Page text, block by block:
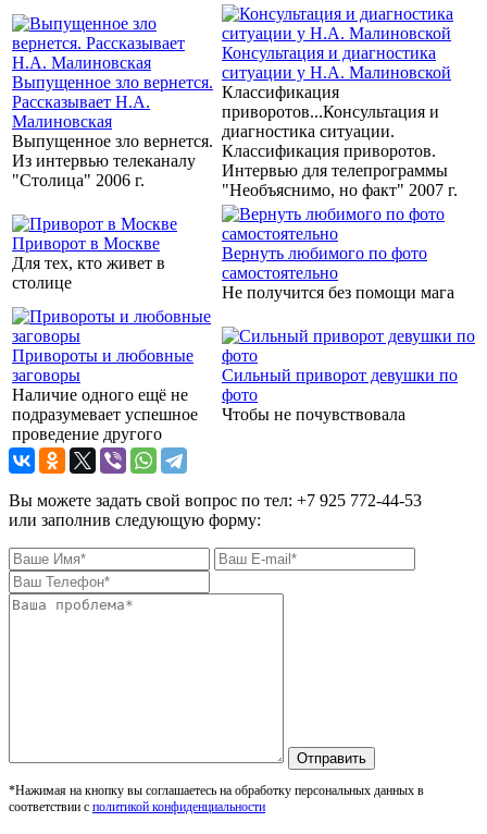
Выпущенное зло вернется.
Рассказывает Н.А.
Малиновская
Выпущенное зло вернется.
Из интервью телеканалу
"Столица" 2006 г.
Консультация и диагностика
ситуации у Н.А. Малиновской
Классификация
приворотов...Консультация и
диагностика ситуации.
Классификация приворотов.
Интервью для телепрограммы
"Необъяснимо, но факт" 2007 г.
Приворот в Москве
Для тех, кто живет в
столице
Вернуть любимого по фото
самостоятельно
Не получится без помощи мага
Привороты и любовные
заговоры
Наличие одного ещё не
подразумевает успешное
проведение другого
Сильный приворот девушки по
фото
Чтобы не почувствовала
Вы можете задать свой вопрос по тел: +7 925 772-44-53
или заполнив следующую форму:
Отправить
*Нажимая на кнопку вы соглашаетесь на обработку персональных данных в
соответствии с политикой конфиденциальности